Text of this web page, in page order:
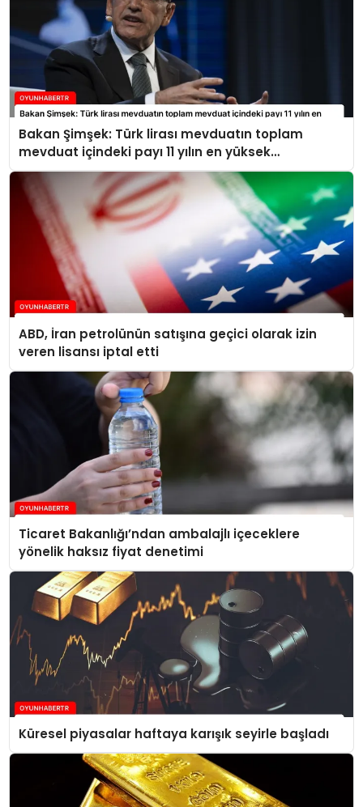
Bakan Şimşek: Türk lirası mevduatın toplam
mevduat içindeki payı 11 yılın en yüksek
seviyelerine ulaştı
ABD, İran petrolünün satışına geçici olarak izin
veren lisansı iptal etti
Ticaret Bakanlığı’ndan ambalajlı içeceklere
yönelik haksız fiyat denetimi
Küresel piyasalar haftaya karışık seyirle başladı